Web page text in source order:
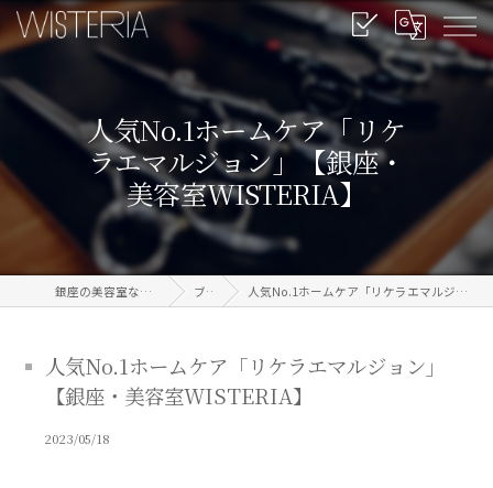
人気No.1ホームケア「リケ
ラエマルジョン」【銀座・
美容室WISTERIA】
銀座の美容室なら信頼のWISTERIA ブログ 人気No.1ホームケア「リケラエマルジョン」【銀座・美容室WISTERIA】
人気No.1ホームケア「リケラエマルジョン」
【銀座・美容室WISTERIA】
2023/05/18